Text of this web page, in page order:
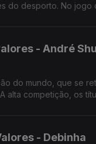
No jogo de Andebol
- André
do mundo, que se
alta competição, os
- Debinha